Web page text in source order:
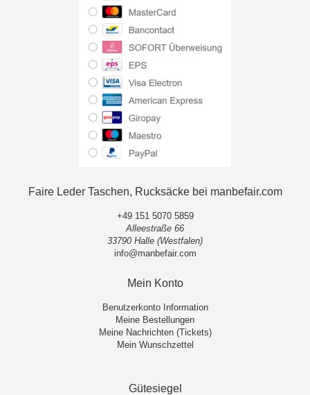
Faire Leder Taschen, Rucksäcke bei manbefair.com
+49 151 5070 5859
Alleestraße 66
33790 Halle (Westfalen)
info@manbefair.com
Mein Konto
Benutzerkonto Information
Meine Bestellungen
Meine Nachrichten (Tickets)
Mein Wunschzettel
Gütesiegel